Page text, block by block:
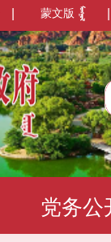
蒙文版
党务公